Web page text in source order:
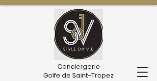
Conciergerie
Golfe de Saint-Tropez